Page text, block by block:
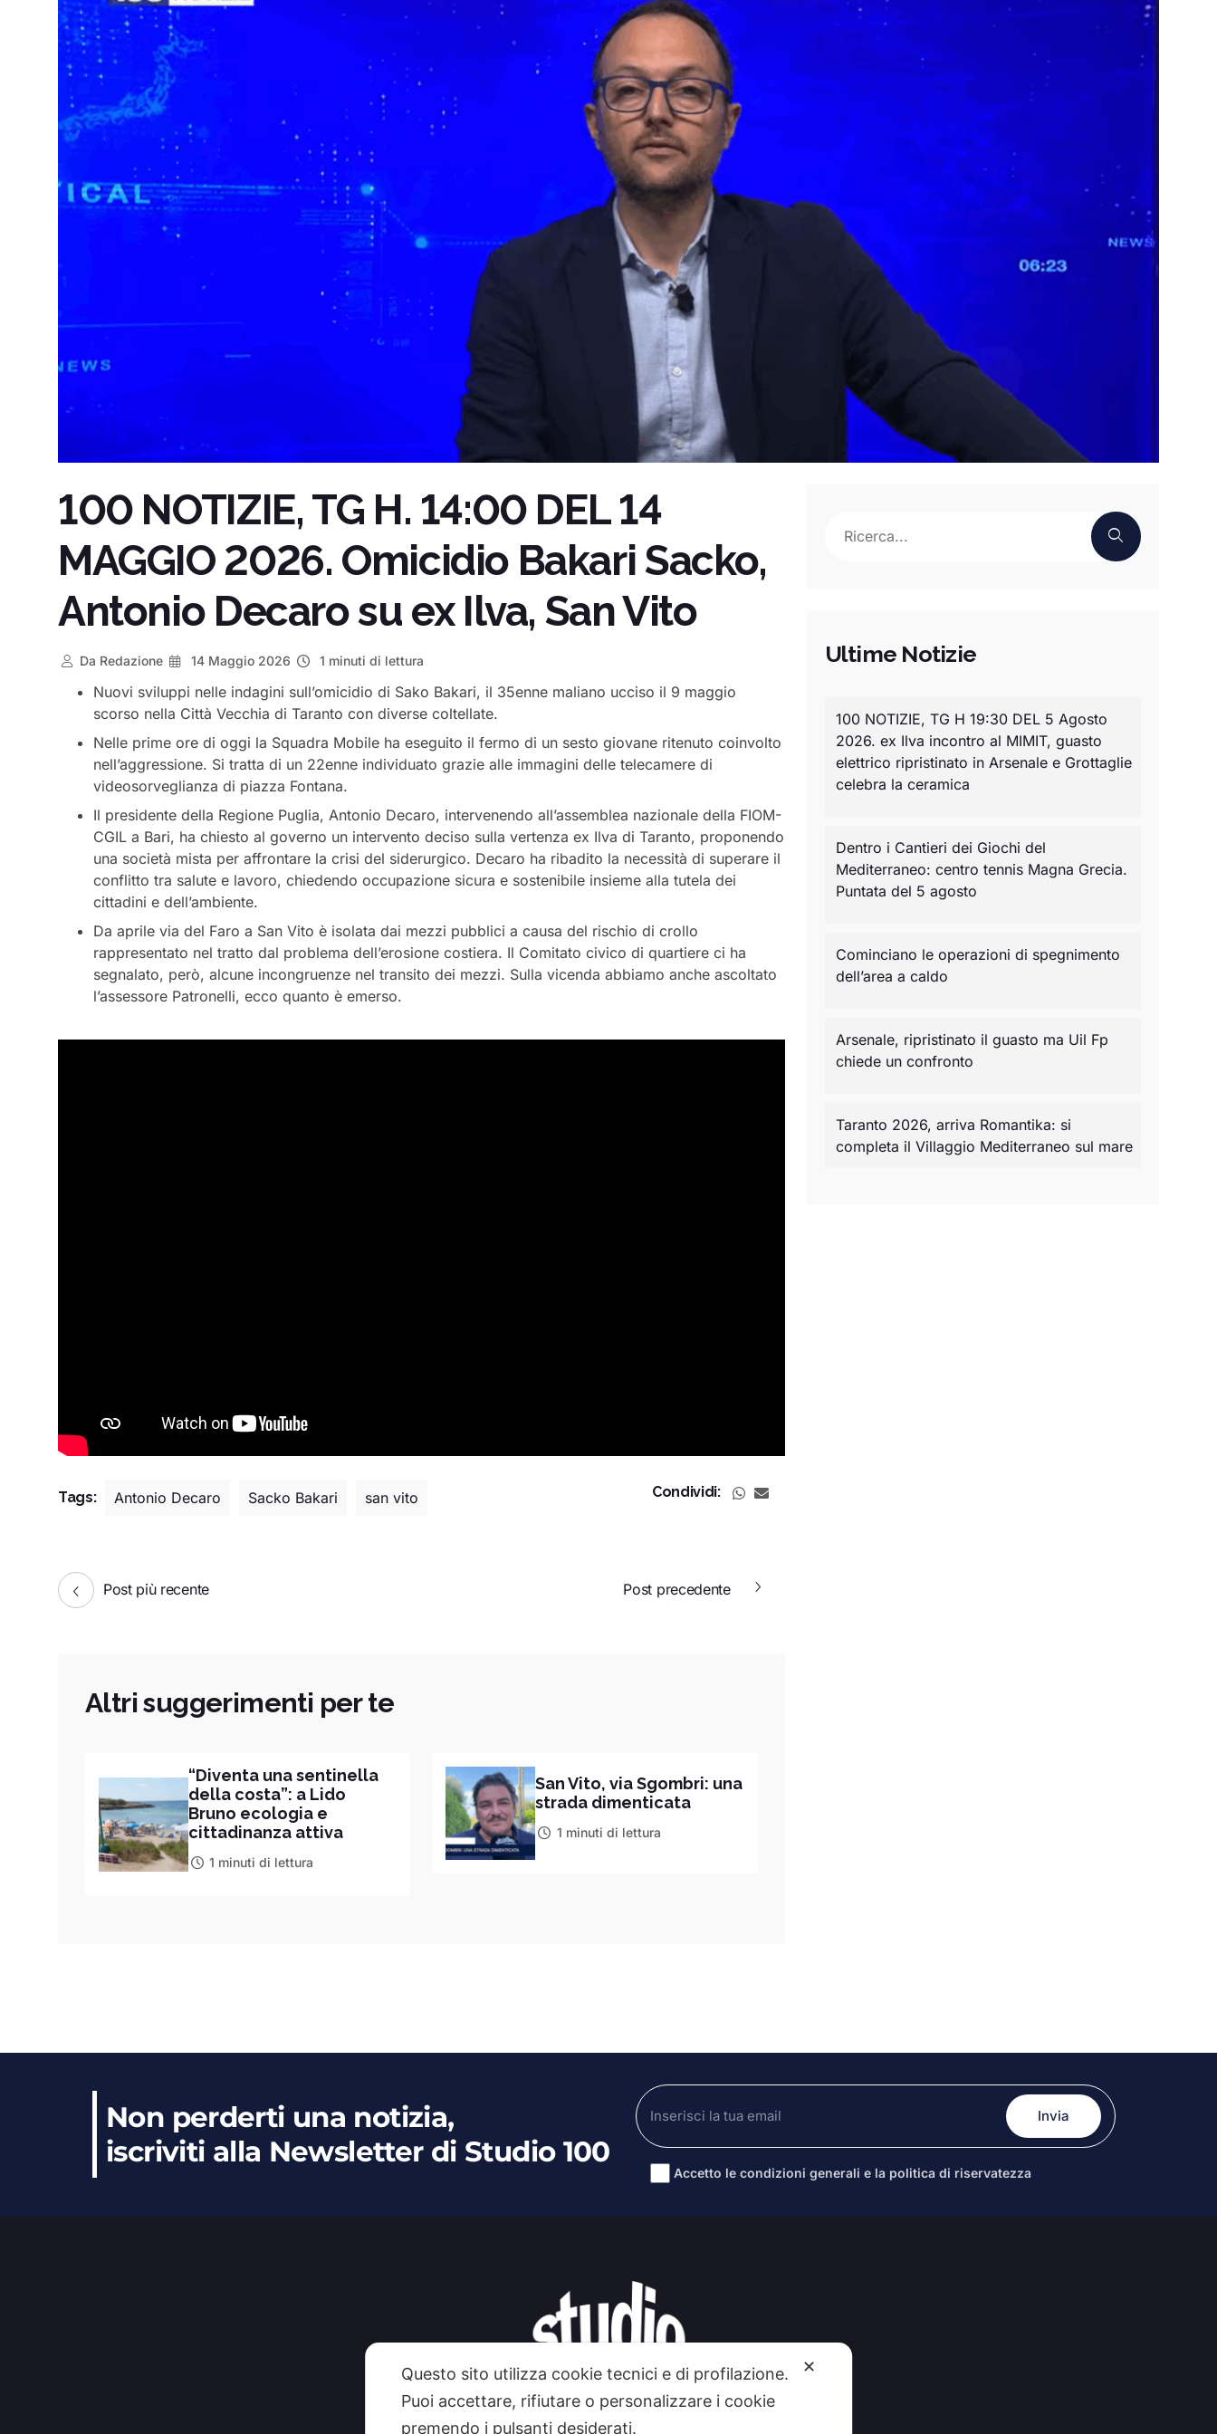
100 NOTIZIE, TG H. 14:00 DEL 14
MAGGIO 2026. Omicidio Bakari Sacko,
Antonio Decaro su ex Ilva, San Vito
Da Redazione 14 Maggio 2026 1 minuti di lettura
Nuovi sviluppi nelle indagini sull’omicidio di Sako Bakari, il 35enne maliano ucciso il 9 maggio
scorso nella Città Vecchia di Taranto con diverse coltellate.
Nelle prime ore di oggi la Squadra Mobile ha eseguito il fermo di un sesto giovane ritenuto coinvolto
nell’aggressione. Si tratta di un 22enne individuato grazie alle immagini delle telecamere di
videosorveglianza di piazza Fontana.
Il presidente della Regione Puglia, Antonio Decaro, intervenendo all’assemblea nazionale della FIOM-
CGIL a Bari, ha chiesto al governo un intervento deciso sulla vertenza ex Ilva di Taranto, proponendo
una società mista per affrontare la crisi del siderurgico. Decaro ha ribadito la necessità di superare il
conflitto tra salute e lavoro, chiedendo occupazione sicura e sostenibile insieme alla tutela dei
cittadini e dell’ambiente.
Da aprile via del Faro a San Vito è isolata dai mezzi pubblici a causa del rischio di crollo
rappresentato nel tratto dal problema dell’erosione costiera. Il Comitato civico di quartiere ci ha
segnalato, però, alcune incongruenze nel transito dei mezzi. Sulla vicenda abbiamo anche ascoltato
l’assessore Patronelli, ecco quanto è emerso.
Tags: Antonio Decaro Sacko Bakari san vito Condividi:
Post più recente Post precedente
Altri suggerimenti per te
“Diventa una sentinella
della costa”: a Lido
Bruno ecologia e
cittadinanza attiva
1 minuti di lettura
San Vito, via Sgombri: una
strada dimenticata
1 minuti di lettura
Ultime Notizie
100 NOTIZIE, TG H 19:30 DEL 5 Agosto
2026. ex Ilva incontro al MIMIT, guasto
elettrico ripristinato in Arsenale e Grottaglie
celebra la ceramica
Dentro i Cantieri dei Giochi del
Mediterraneo: centro tennis Magna Grecia.
Puntata del 5 agosto
Cominciano le operazioni di spegnimento
dell’area a caldo
Arsenale, ripristinato il guasto ma Uil Fp
chiede un confronto
Taranto 2026, arriva Romantika: si
completa il Villaggio Mediterraneo sul mare
Non perderti una notizia,
iscriviti alla Newsletter di Studio 100
Accetto le condizioni generali e la politica di riservatezza
✕
Questo sito utilizza cookie tecnici e di profilazione.
Puoi accettare, rifiutare o personalizzare i cookie
premendo i pulsanti desiderati.